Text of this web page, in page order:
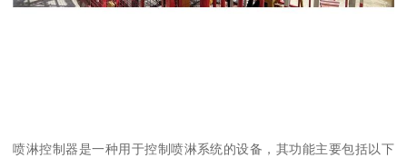
喷淋控制器是一种用于控制喷淋系统的设备，其功能主要包括以下